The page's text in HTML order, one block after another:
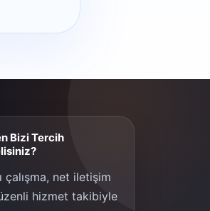
Bizi Tercih
çalışma, net iletişim
hizmet takibiyle